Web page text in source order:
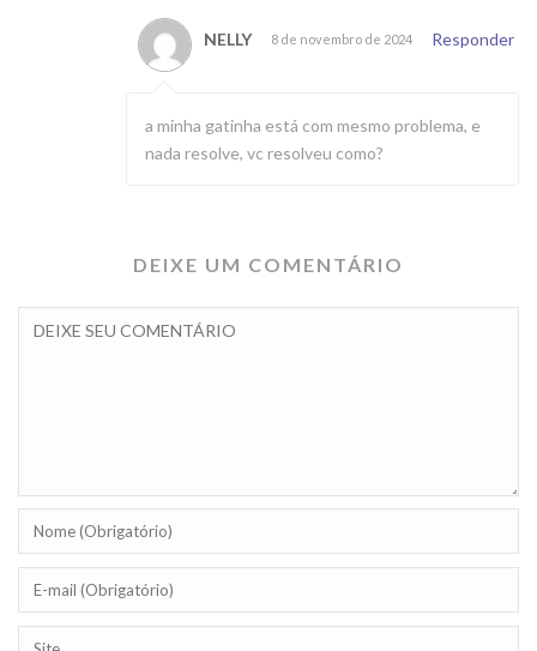
NELLY 8 de novembro de 2024 Responder
a minha gatinha está com mesmo problema, e
nada resolve, vc resolveu como?
DEIXE UM COMENTÁRIO